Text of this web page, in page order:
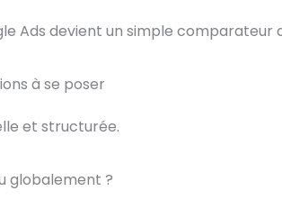
Ads devient un simple comparateur
à se poser
et structurée.
globalement ?